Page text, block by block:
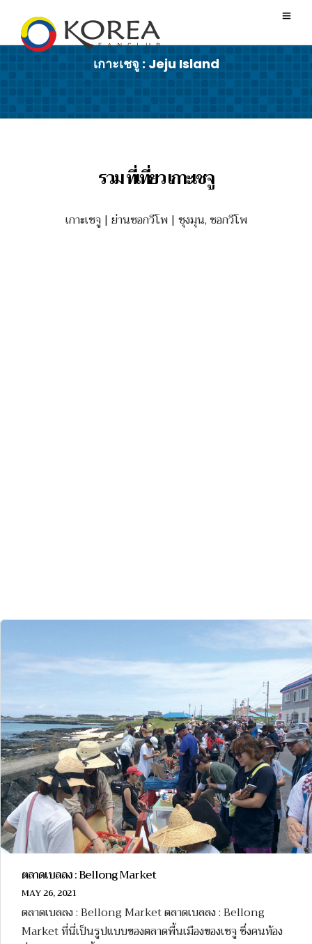
เกาะเชจู : Jeju Island
รวม ที่เที่ยว เกาะเชจู
เกาะเชจู | ย่านซอกวีโพ | ชุงมุน, ซอกวีโพ
ตลาดเบลลง : Bellong Market
MAY 26, 2021
ตลาดเบลลง : Bellong Market ตลาดเบลลง : Bellong
Market ที่นี่เป็นรูปแบบของตลาดพื้นเมืองของเชจู ซึ่งคนท้อง